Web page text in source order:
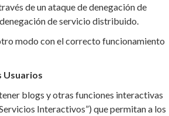
de un ataque de denegación de
de servicio distribuido.
modo con el correcto funcionamiento
Usuarios
blogs y otras funciones interactivas
Interactivos”) que permitan a los